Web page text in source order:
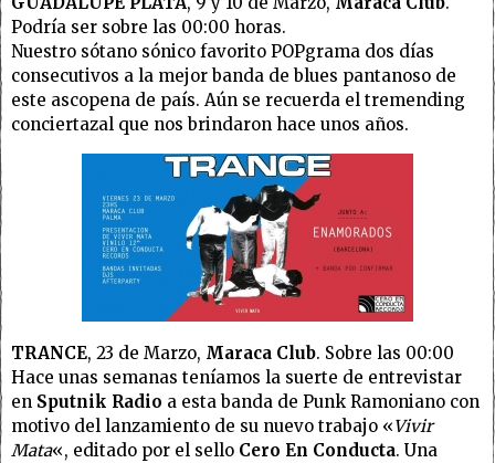
Podría ser sobre las 00:00 horas.
Nuestro sótano sónico favorito POPgrama dos días
consecutivos a la mejor banda de blues pantanoso de
este ascopena de país. Aún se recuerda el tremending
conciertazal que nos brindaron hace unos años.
TRANCE, 23 de Marzo, Maraca Club. Sobre las 00:00
Hace unas semanas teníamos la suerte de entrevistar
en Sputnik Radio a esta banda de Punk Ramoniano con
motivo del lanzamiento de su nuevo trabajo «Vivir
Mata«, editado por el sello Cero En Conducta. Una